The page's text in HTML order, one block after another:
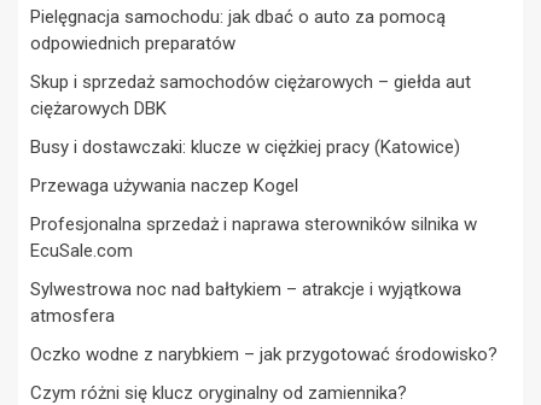
Pielęgnacja samochodu: jak dbać o auto za pomocą
odpowiednich preparatów
Skup i sprzedaż samochodów ciężarowych – giełda aut
ciężarowych DBK
Busy i dostawczaki: klucze w ciężkiej pracy (Katowice)
Przewaga używania naczep Kogel
Profesjonalna sprzedaż i naprawa sterowników silnika w
EcuSale.com
Sylwestrowa noc nad bałtykiem – atrakcje i wyjątkowa
atmosfera
Oczko wodne z narybkiem – jak przygotować środowisko?
Czym różni się klucz oryginalny od zamiennika?